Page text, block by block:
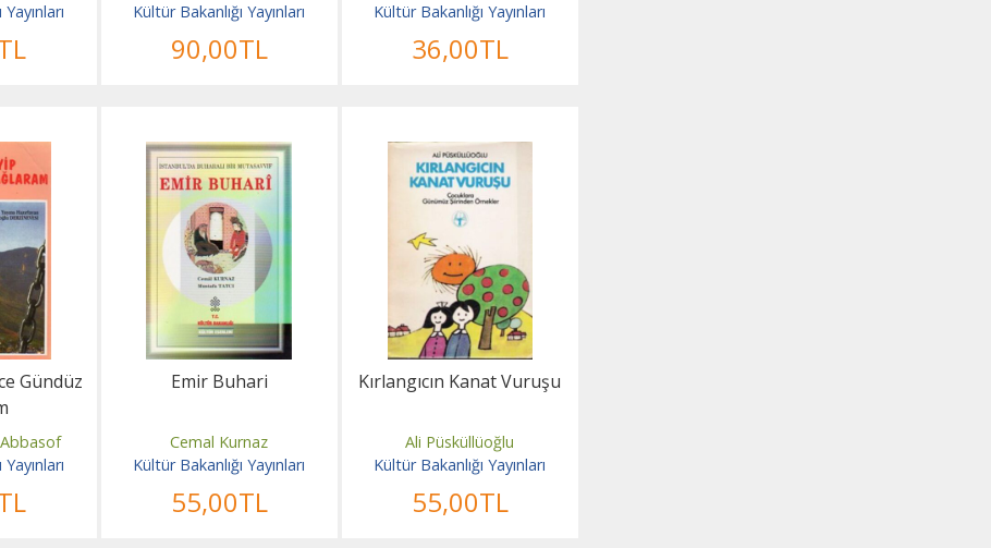
Kültür Bakanlığı Yayınları
90,00TL
Kültür Bakanlığı Yayınları
36,00TL
Gündüz
Emir Buhari
Cemal Kurnaz
Kültür Bakanlığı Yayınları
55,00TL
Kırlangıcın Kanat Vuruşu
Ali Püsküllüoğlu
Kültür Bakanlığı Yayınları
55,00TL